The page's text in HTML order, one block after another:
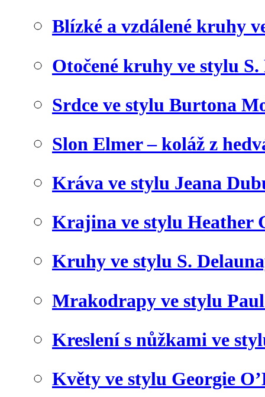
Blízké a vzdálené kruhy
Otočené kruhy ve stylu S.
Srdce ve stylu Burtona
Slon Elmer – koláž z
Kráva ve stylu Jeana
Krajina ve stylu Heather
Kruhy ve stylu S.
Mrakodrapy ve stylu
Kreslení s nůžkami ve
Květy ve stylu Georgie